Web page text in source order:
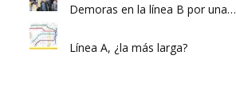
Demoras en la línea B por una…
Línea A, ¿la más larga?